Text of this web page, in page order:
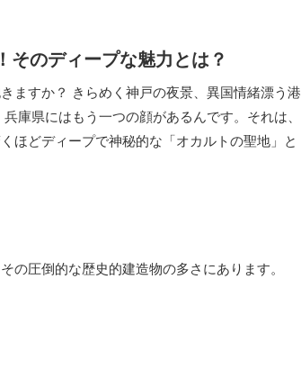
そのディープな魅力とは？
ますか？ きらめく神戸の夜景、異国情緒漂う港
庫県にはもう一つの顔があるんです。それは、
ほどディープで神秘的な「オカルトの聖地」と
圧倒的な歴史的建造物の多さにあります。